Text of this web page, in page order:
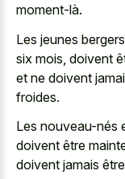
moment-là.
Les jeunes
six mois, doivent
et ne doivent
froides.
Les nouveau-nés
doivent être
doivent jamais